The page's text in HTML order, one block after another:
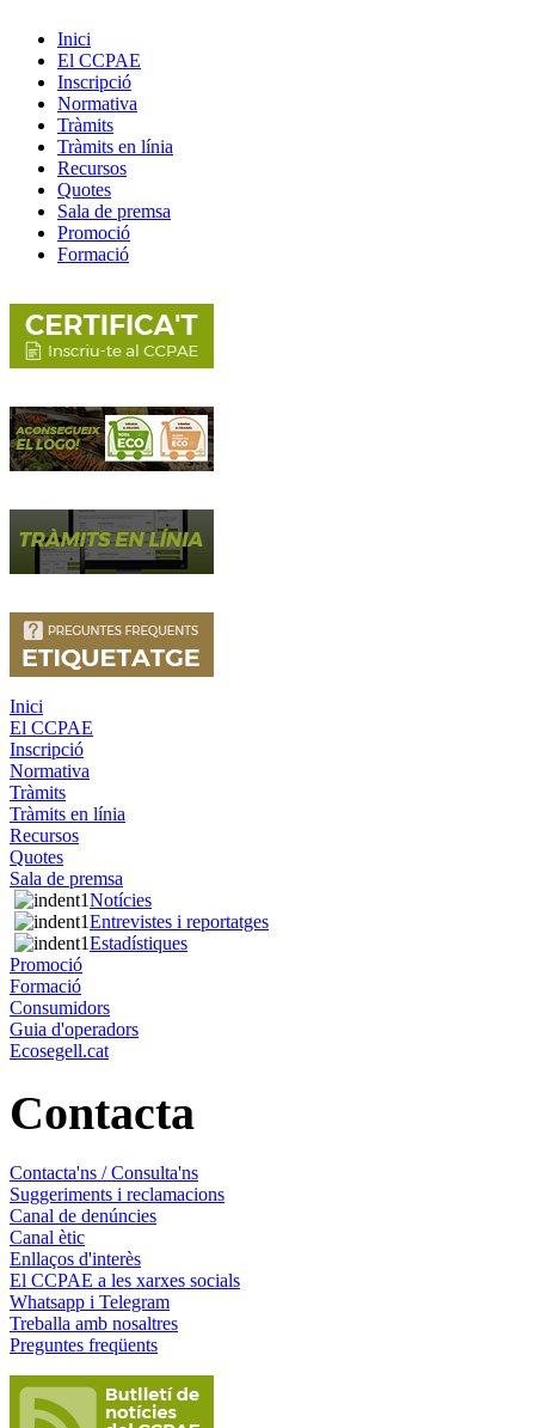
Inici
El CCPAE
Inscripció
Normativa
Tràmits
Tràmits en línia
Recursos
Quotes
Sala de premsa
Promoció
Formació
Inici
El CCPAE
Inscripció
Normativa
Tràmits
Tràmits en línia
Recursos
Quotes
Sala de premsa
Notícies
Entrevistes i reportatges
Estadístiques
Promoció
Formació
Consumidors
Guia d'operadors
Ecosegell.cat
Contacta
Contacta'ns / Consulta'ns
Suggeriments i reclamacions
Canal de denúncies
Canal ètic
Enllaços d'interès
El CCPAE a les xarxes socials
Whatsapp i Telegram
Treballa amb nosaltres
Preguntes freqüents